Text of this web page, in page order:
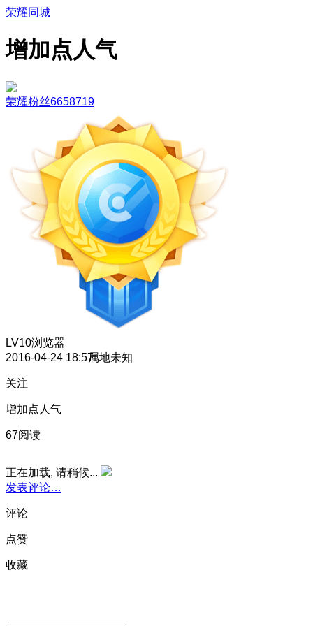
荣耀同城
增加点人气
荣耀粉丝6658719
LV10浏览器
2016-04-24 18:57属地未知
关注
增加点人气
67阅读
正在加载, 请稍候...
发表评论…
评论
点赞
收藏